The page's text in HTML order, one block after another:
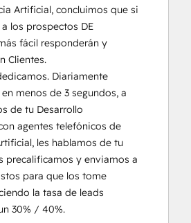
Artificial, concluimos que si
los prospectos DE
fácil responderán y
Clientes.
Diariamente
menos de 3 segundos, a
de tu Desarrollo
agentes telefónicos de
les hablamos de tu
precalificamos y enviamos a
para que los tome
la tasa de leads
30% / 40%.